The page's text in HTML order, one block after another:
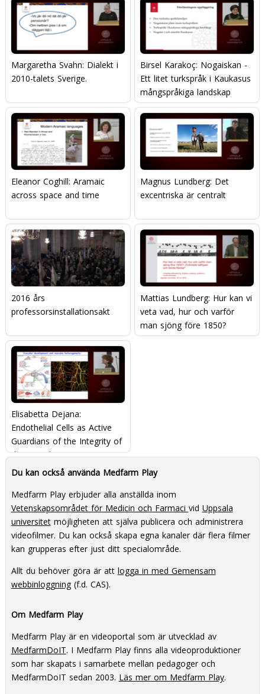
konstitutionella rättens
betydelse.
Margaretha Svahn: Dialekt i
2010-talets Sverige.
Birsel Karakoç: Nogaiskan -
Ett litet turkspråk i Kaukasus
mångspråkiga landskap
Eleanor Coghill: Aramaic
across space and time
Magnus Lundberg: Det
excentriska är centralt
2016 års
professorsinstallationsakt
Mattias Lundberg: Hur kan vi
veta vad, hur och varför
man sjöng före 1850?
Oväntade källtyper och
Elisabetta Dejana:
Endothelial Cells as Active
Guardians of the Integrity of
the Vascular Tree
Du kan också använda Medfarm Play
Medfarm Play erbjuder alla anställda inom
Vetenskapsområdet för Medicin och Farmaci vid Uppsala
universitetmöjligheten att själva publicera och administrera
videofilmer. Du kan också skapa egna kanaler där flera filmer
kan grupperas efter just ditt specialområde.
Allt du behöver göra är att logga in med Gemensam
webbinloggning(f.d. CAS).
Om Medfarm Play
Medfarm Play är en videoportal som är utvecklad av
MedfarmDoIT. I Medfarm Play finns alla videoproduktioner
som har skapats i samarbete mellan pedagoger och
MedfarmDoIT sedan 2003. Läs mer om Medfarm Play.